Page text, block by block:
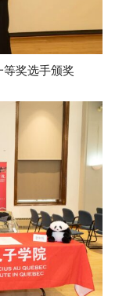
奖选手颁奖